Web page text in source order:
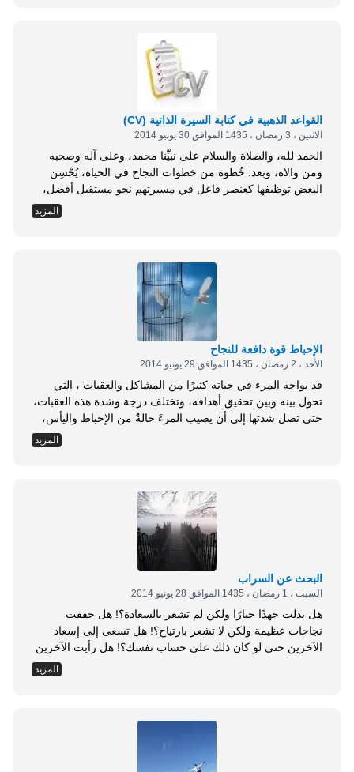
الاتجاه المضاد، أن تتشبث بفكرة أن الآخرين ينبغي أن يُبدوا غاية
اهتمامهم بك، أن تلقي باللائمة على الآخرين وتتحكم فيهم عندما
تسوء الأمور، ألا تكون مخلصًا،...
القواعد الذهبية في كتابة السيرة الذاتية (CV)
الاثنين ، 3 رمضان ، 1435 الموافق 30 يونيو 2014
الحمد لله، والصلاة والسلام على نبيِّنا محمد، وعلى آله وصحبه
ومن والاه، وبعد: خُطوة من خطوات النجاح في الحياة، يُحْسِن
البعض توظيفها كعنصر فاعل في مسيرتهم نحو مستقبل أفضل،
ويُهملها آخرون. يمكن أن نقول عنها: هي صفحة تسويقية لمختلف
خبراتك وإنجازاتك ومراتبك العلمية، إنها فرصتك للحصول على
بطريقة عِلمية منظَّمة ومُتقنة، تلك هي (السيرة الذاتية) أو (
السيرة الذاتية؟ وهل تعرف القواعد الأساسية التي ترتكز عليها؟
المزيد
الإحباط قوة دافعة للنجاح
الأحد ، 2 رمضان ، 1435 الموافق 29 يونيو 2014
قد يواجه المرء في حياته كثيرًا من المشاكل والعقبات ، التي
تحول بينه وبين تحقيق أهدافه، وتختلف درجة وشدة هذه العقبات،
حتى تصل شدتها إلى أن يصيب المرءَ حالةٌ من الإحباط واليأس،
تجعله يستسلم لهذه المعوقات ، ويعتقد أنه لا خلاص منها. وإذا أراد
الإنسان تغيير حاله ، وتطوير ذاته ، والسعي إلى الكمال، فإنه حتمًا
القرآن الكريم ينسب الخلل والقصور إلى النفس الإنسانية، قال
تعالى: {أَوَلَمَّا أَصَابَتْكُمْ مُصِيبَةٌ قَدْ أَصَبْتُمْ مِثْلَيْهَا قُلْتُمْ أَنَّى هَذَا قُلْ هُوَ
المزيد
البحث عن السراب
السبت ، 1 رمضان ، 1435 الموافق 28 يونيو 2014
هل بذلت جهدًا جبارًا ولكن لم تشعر بالسعادة؟! هل حققت
نجاحات عظيمة ولكن لا تشعر بارتياح؟! هل تسعى إلى إسعاد
الآخرين حتى لو كان ذلك على حساب نفسك؟! هل رأيت الآخرين
يمدحونك على نجاحك المبهر، ولكنك لا تجد مبررًا لمديحهم؟! إن
كان لديك واحد أو أكثر مما سبق عزيزي القارئ/القارئة، فأنت من
البحث عن الكمال. تضيع أحيانًا جهودنا ووقتنا الثمين في محاولة
الظهور بمظهر الكمال في...
المزيد